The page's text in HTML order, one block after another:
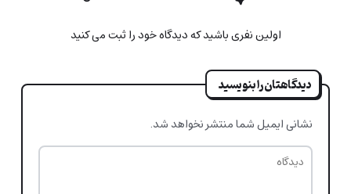
اولین نفری باشید که دیدگاه خود را ثبت می کنید
دیدگاهتان را بنویسید
نشانی ایمیل شما منتشر نخواهد شد.